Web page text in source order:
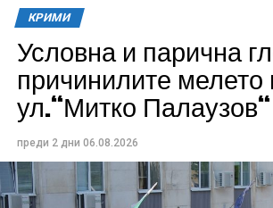
КРИМИ
Условна и парична
причинилите мелето
ул.“Митко Палаузов“
преди 2 дни 06.08.2026